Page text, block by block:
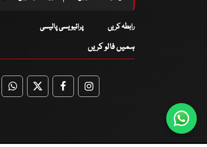
رابطہ کریں پرائیویسی پالیسی
ہمیں فالو کریں
WhatsApp
TwitterFacebookFacebook